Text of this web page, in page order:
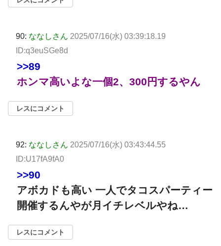
90: ななしさん 2025/07/16(水) 03:39:18.19
ID:q3euSGe8d
>>89
ホンマ高いよな一個2、300円するやん
レスにコメント
92: ななしさん 2025/07/16(水) 03:43:44.55
ID:U17fA9fA0
>>90
アボカドも高い 一人でタコスパーティー
開催するんやが月イチレベルやね…
レスにコメント